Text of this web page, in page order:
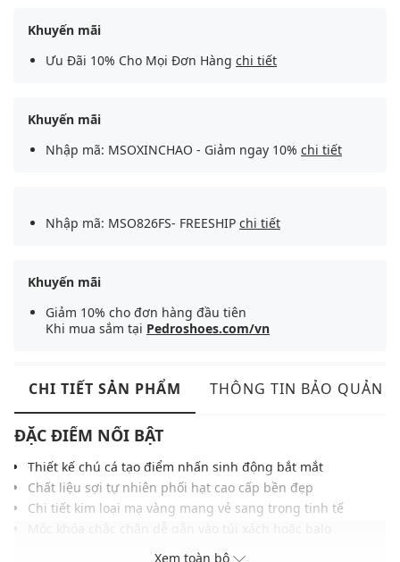
Khuyến mãi
Ưu Đãi 10% Cho Mọi Đơn Hàng chi tiết
Khuyến mãi
Nhập mã: MSOXINCHAO - Giảm ngay 10% chi tiết
Nhập mã: MSO826FS- FREESHIP chi tiết
Khuyến mãi
Giảm 10% cho đơn hàng đầu tiên
Khi mua sắm tại Pedroshoes.com/vn
CHI TIẾT SẢN PHẨM THÔNG TIN BẢO QUẢN
ĐẶC ĐIỂM NỔI BẬT
Thiết kế chú cá tạo điểm nhấn sinh động bắt mắt
Chất liệu sợi tự nhiên phối hạt cao cấp bền đẹp
Chi tiết kim loại mạ vàng mang vẻ sang trọng tinh tế
Kích thước nhỏ gọn trang trí phụ kiện thêm nổi bật
Xem toàn bộ